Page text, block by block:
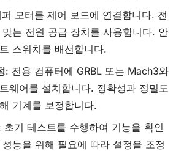
모터를 제어 보드에 연결합니다. 전
는 전원 공급 장치를 사용합니다. 안
스위치를 배선합니다.
: 전용 컴퓨터에 GRBL 또는 Mach3와
웨어를 설치합니다. 정확성과 정밀도
기계를 보정합니다.
초기 테스트를 수행하여 기능을 확인
능을 위해 필요에 따라 설정을 조정